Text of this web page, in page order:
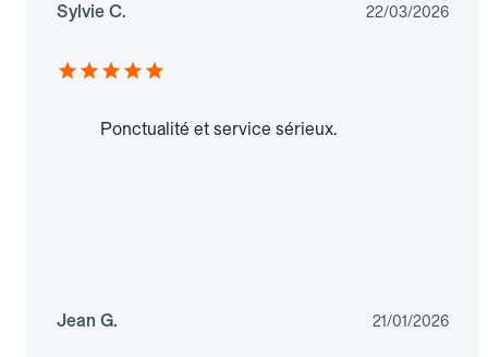
Sylvie C. 22/03/2026
Ponctualité et service sérieux.
Jean G. 21/01/2026